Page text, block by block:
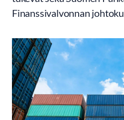
Finanssivalvonnan